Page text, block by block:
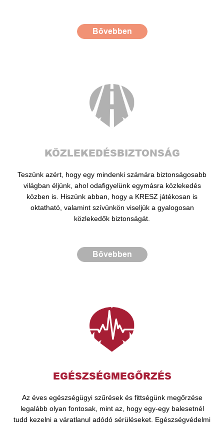
Bővebben
KÖZLEKEDÉSBIZTONSÁG
Teszünk azért, hogy egy mindenki számára biztonságosabb
világban éljünk, ahol odafigyelünk egymásra közlekedés
közben is. Hiszünk abban, hogy a KRESZ játékosan is
oktatható, valamint szívünkön viseljük a gyalogosan
közlekedők biztonságát.
Bővebben
EGÉSZSÉGMEGŐRZÉS
Az éves egészségügyi szűrések és fittségünk megőrzése
legalább olyan fontosak, mint az, hogy egy-egy balesetnél
tudd kezelni a váratlanul adódó sérüléseket. Egészségvédelmi